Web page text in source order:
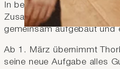
In bewegenden Worten
Zusammenarbeit. Ebenso
gemeinsam aufgebaut und
Ab 1. März übernimmt
seine neue Aufgabe alles